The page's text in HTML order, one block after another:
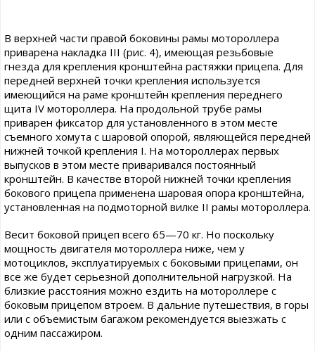
В верхней части правой боковины рамы мотороллера
приварена накладка III (рис. 4), имеющая резьбовые
гнезда для крепления кронштейна растяжки прицепа. Для
передней верхней точки крепления используется
имеющийся на раме кронштейн крепления переднего
щита IV мотороллера. На продольной трубе рамы
приварен фиксатор для установленного в этом месте
съемного хомута с шаровой опорой, являющейся передней
нижней точкой крепления I. На мотороллерах первых
выпусков в этом месте приваривался постоянный
кронштейн. В качестве второй нижней точки крепления
бокового прицепа применена шаровая опора кронштейна,
установленная на подмоторной вилке II рамы мотороллера.
Весит боковой прицеп всего 65—70 кг. Но поскольку
мощность двигателя мотороллера ниже, чем у
мотоциклов, эксплуатируемых с боковыми прицепами, он
все же будет серьезной дополнительной нагрузкой. На
близкие расстояния можно ездить на мотороллере с
боковым прицепом втроем. В дальние путешествия, в горы
или с объемистым багажом рекомендуется выезжать с
одним пассажиром.